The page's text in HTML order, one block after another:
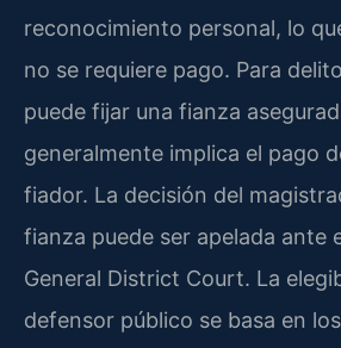
reconocimiento personal, lo
no se requiere pago. Para
puede fijar una fianza
generalmente implica el pago
fiador. La decisión del
fianza puede ser apelada ante
General District Court. La
defensor público se basa en